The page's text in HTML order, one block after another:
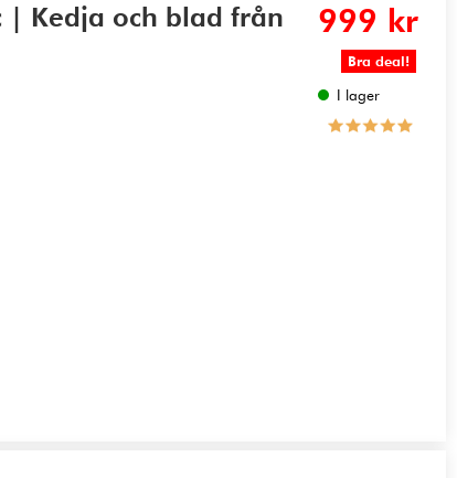
| Kedja och blad från
999 kr
Bra deal!
I lager